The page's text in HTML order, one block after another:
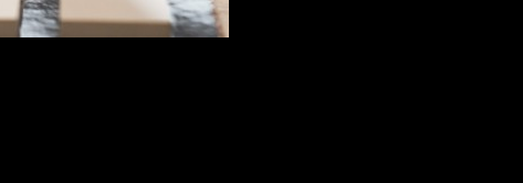
a ușilor, suprafețelor verticale și
acoperirea suprafețelor foarte mari, cat